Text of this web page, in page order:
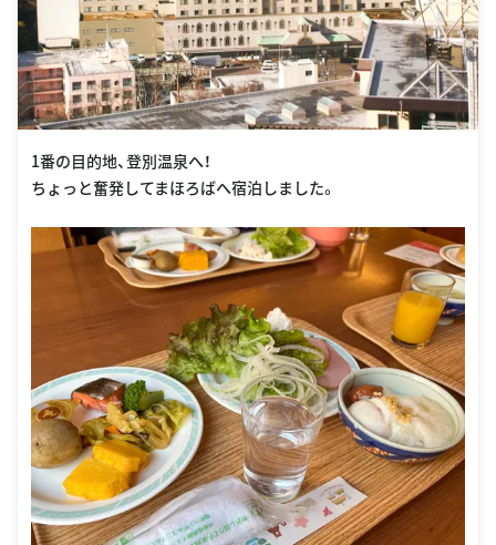
1番の目的地、登別温泉へ！
ちょっと奮発してまほろばへ宿泊しました。